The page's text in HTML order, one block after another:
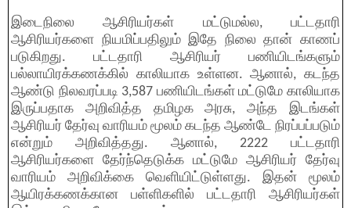
இடைநிலை ஆசிரியர்கள் மட்டுமல்ல, பட்டதாரி
ஆசிரியர்களை நியமிப்பதிலும் இதே நிலை தான் காணப்
படுகிறது. பட்டதாரி ஆசிரியர் பணியிடங்களும்
பல்லாயிரக்கணக்கில் காலியாக உள்ளன. ஆனால், கடந்த
ஆண்டு நிலவரப்படி 3,587 பணியிடங்கள் மட்டுமே காலியாக
இருப்பதாக அறிவித்த தமிழக அரசு, அந்த இடங்கள்
ஆசிரியர் தேர்வு வாரியம் மூலம் கடந்த ஆண்டே நிரப்பப்படும்
என்றும் அறிவித்தது. ஆனால், 2222 பட்டதாரி
ஆசிரியர்களை தேர்ந்தெடுக்க மட்டுமே ஆசிரியர் தேர்வு
வாரியம் அறிவிக்கை வெளியிட்டுள்ளது. இதன் மூலம்
ஆயிரக்கணக்கான பள்ளிகளில் பட்டதாரி ஆசிரியர்கள்